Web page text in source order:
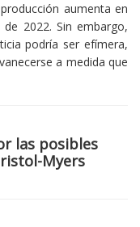
aumenta en
2022. Sin embargo,
podría ser efímera,
a medida que
las posibles
Myers